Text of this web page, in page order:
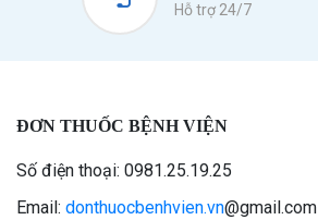
Hỗ trợ 24/7
ĐƠN THUỐC BỆNH VIỆN
Số điện thoại: 0981.25.19.25
Email: donthuocbenhvien.vn@gmail.com